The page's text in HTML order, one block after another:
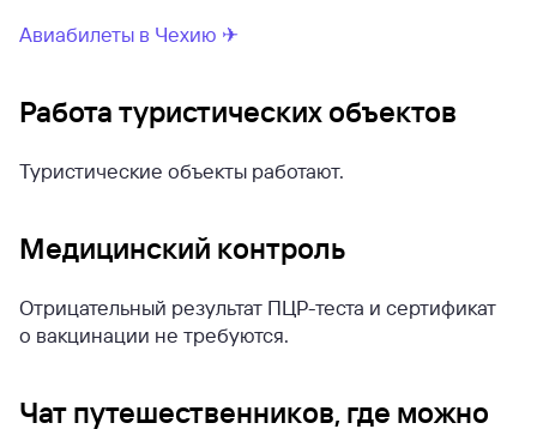
Авиабилеты в Чехию ✈
Работа туристических объектов
Туристические объекты работают.
Медицинский контроль
Отрицательный результат ПЦР-теста и сертификат
о вакцинации не требуются.
Чат путешественников, где можно